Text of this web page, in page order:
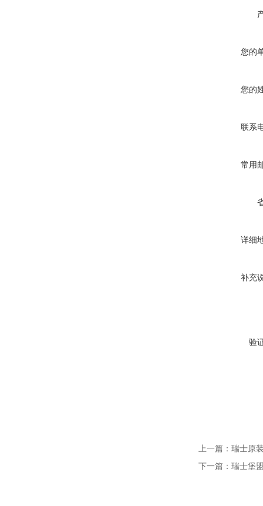
您的
您的
联系
常用
详细
补充
验
上一篇： 瑞士原
下一篇： 瑞士堡